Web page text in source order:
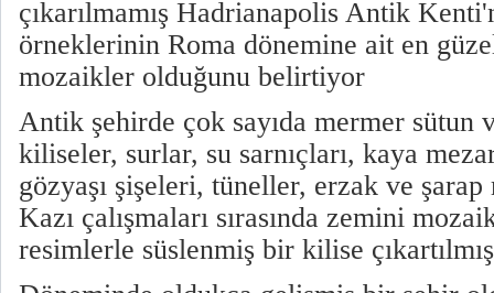
çıkarılmamış Hadrianapolis Antik
örneklerinin Roma dönemine ait en
mozaikler olduğunu belirtiyor
Antik şehirde çok sayıda mermer sütun
kiliseler, surlar, su sarnıçları, kaya
gözyaşı şişeleri, tüneller, erzak ve şarap
Kazı çalışmaları sırasında zemini
resimlerle süslenmiş bir kilise